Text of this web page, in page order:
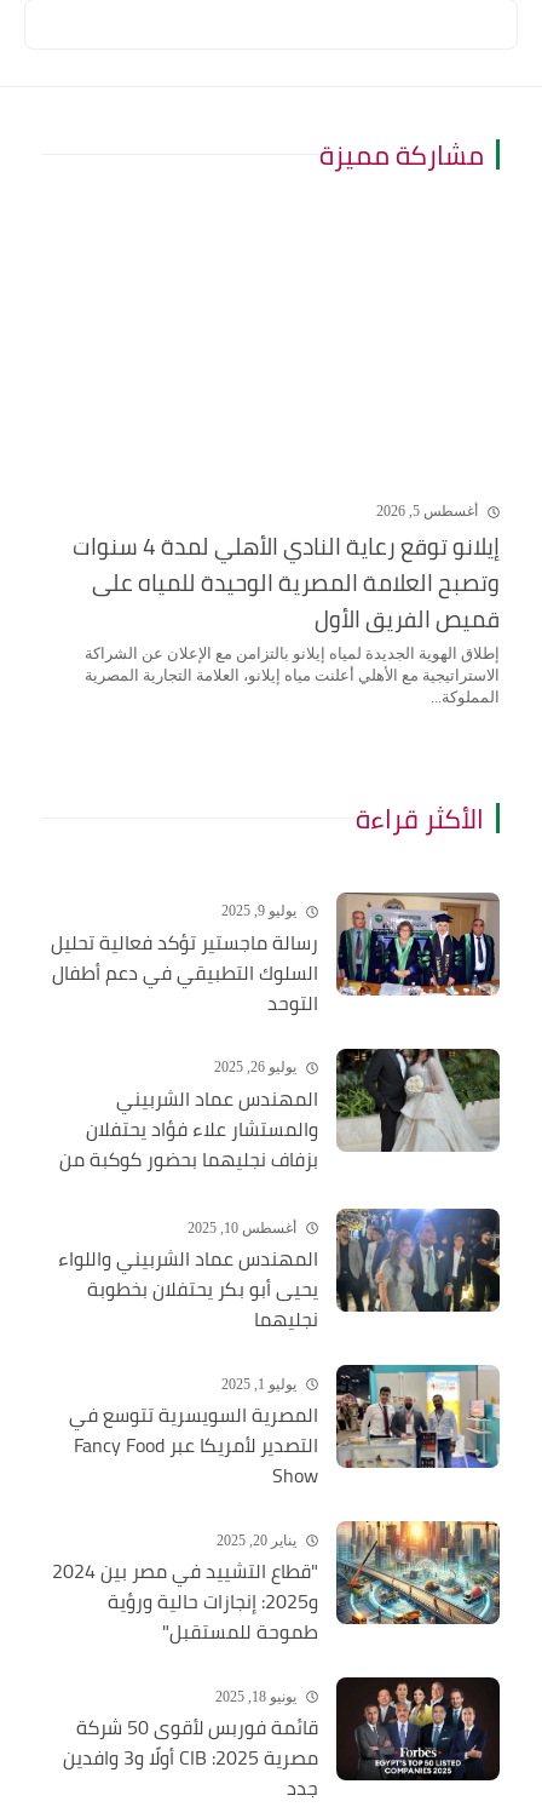
مشاركة مميزة
أغسطس 5, 2026
إيلانو توقع رعاية النادي الأهلي لمدة 4 سنوات
وتصبح العلامة المصرية الوحيدة للمياه على
قميص الفريق الأول
إطلاق الهوية الجديدة لمياه إيلانو بالتزامن مع الإعلان عن الشراكة
الاستراتيجية مع الأهلي أعلنت مياه إيلانو، العلامة التجارية المصرية
المملوكة...
الأكثر قراءة
يوليو 9, 2025
رسالة ماجستير تؤكد فعالية تحليل
السلوك التطبيقي في دعم أطفال
التوحد
يوليو 26, 2025
المهندس عماد الشربيني
والمستشار علاء فؤاد يحتفلان
بزفاف نجليهما بحضور كوكبة من
أغسطس 10, 2025
المهندس عماد الشربيني واللواء
يحيى أبو بكر يحتفلان بخطوبة
نجليهما
يوليو 1, 2025
المصرية السويسرية تتوسع في
التصدير لأمريكا عبر Fancy Food
Show
يناير 20, 2025
"قطاع التشييد في مصر بين 2024
و2025: إنجازات حالية ورؤية
طموحة للمستقبل"
يونيو 18, 2025
قائمة فوربس لأقوى 50 شركة
مصرية 2025: CIB أولًا و3 وافدين
جدد